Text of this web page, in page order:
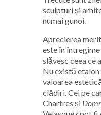
sculpturi și
numai gunoi.
Aprecierea
este în
slăvesc ceea ce
Nu există
valoarea
clădiri. Cei pe
Chartres și